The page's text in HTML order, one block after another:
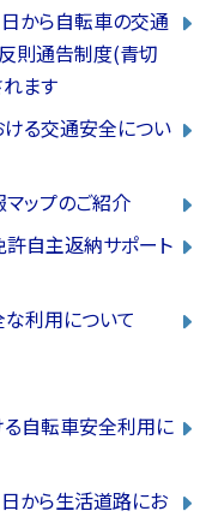
から自転車の交通
則通告制度(青切
ます
る交通安全につい
ップのご紹介
自主返納サポート
利用について
自転車安全利用に
から生活道路にお